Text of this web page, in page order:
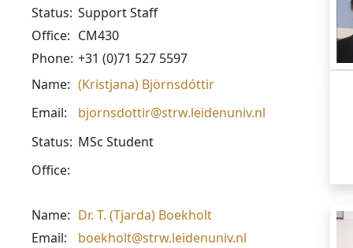
Status: Support Staff
Office: CM430
Phone: +31 (0)71 527 5597
Name: (Kristjana) Björnsdóttir
Email:
bjornsdottir@strw.leidenuniv.nl
Status: MSc Student
Office:
Name: Dr. T. (Tjarda) Boekholt
Email:
boekholt@strw.leidenuniv.nl